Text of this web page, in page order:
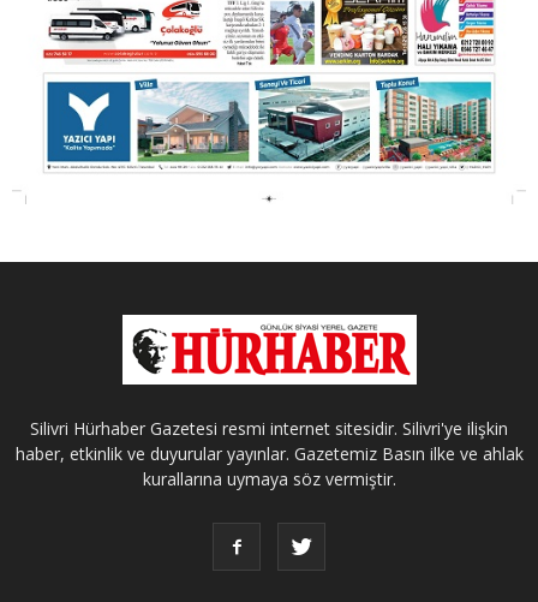
Silivri Hürhaber Gazetesi resmi internet sitesidir. Silivri'ye ilişkin
haber, etkinlik ve duyurular yayınlar. Gazetemiz Basın ilke ve ahlak
kurallarına uymaya söz vermiştir.